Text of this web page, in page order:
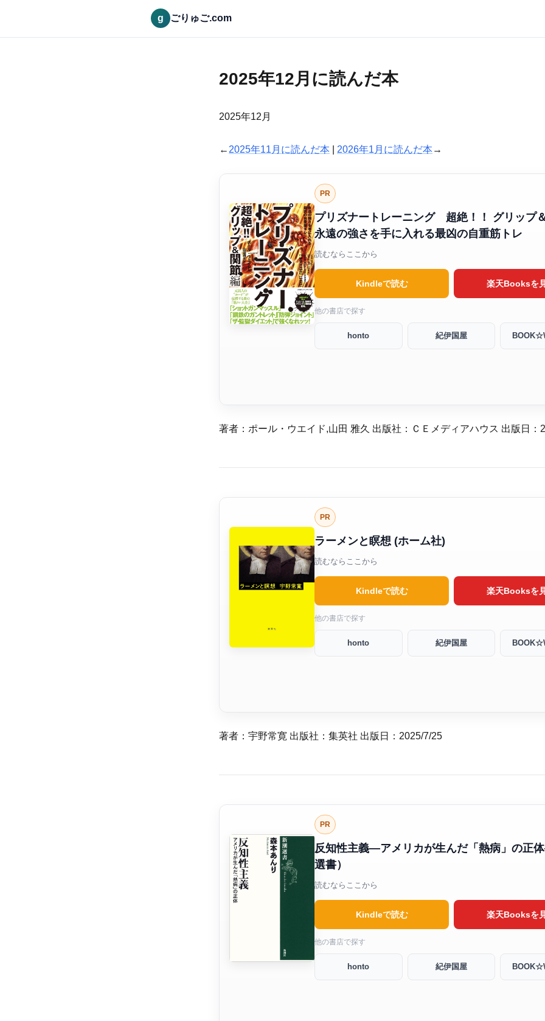
g ごりゅご.com
2025年12月に読んだ本
2025年12月
← 2025年11月に読んだ本 2026年1月に読んだ本 →
PR
プリズナートレーニング 超絶！！ グリップ
永遠の強さを手に入れる最凶の自重筋トレ
読むならここから
Kindleで読む 楽天Booksを
他の書店で探す
honto 紀伊国屋
著者：ポール・ウエイド,山田 雅久 出版社：ＣＥメディアハウス 出版日：
PR
ラーメンと瞑想 (ホーム社)
読むならここから
Kindleで読む 楽天Booksを
他の書店で探す
honto 紀伊国屋
著者：宇野常寛 出版社：集英社 出版日：2025/7/25
PR
反知性主義―アメリカが生んだ「熱病」の正
選書）
読むならここから
Kindleで読む 楽天Booksを
他の書店で探す
honto 紀伊国屋